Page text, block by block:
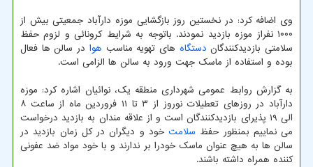
وی اضافه کرد: در نخستین روز بازگشایی موزه دارآباد جمعیتی بیش از
۱۰۰۰ نفراز موزه بازدید نمودند. باتوجه به شرایط کرونائی و لزوم حفظ
سلامتی بازدیدکنندگان دستگاه های تهویه مناسب هوا در سالن ها فعال
بوده و استفاده از ماسک جهت ورود به سالن ها الزامی است.
به گزارش روابط عمومی شهرداری منطقه یک، نوائیان اشاره کرد: موزه
دارآباد در روزهای تعطیلات نوروز از ۳ تا ۱۱ فروردین ماه از ساعت ۸
الی ۱۹ پذیرای بازدیدکنندگان است و از علاقه مندان به بازدید درخواست
می نماییم بمنظور حفظ سلامت خود و دیگران در کل زمان بازدید در
سالن ها به هیچ عنوان ماسک خودرا بر ندارند و با خود مواد ضد عفونی
کننده همراه داشته باشند.